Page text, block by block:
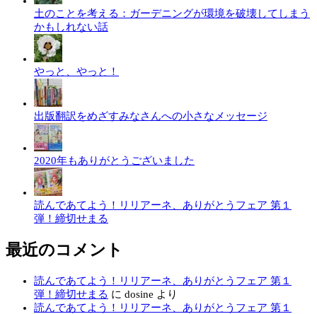
土のことを考える：ガーデニングが環境を破壊してしまう
かもしれない話
やっと、やっと！
出版翻訳をめざすみなさんへの小さなメッセージ
2020年もありがとうございました
読んであてよう！リリアーネ、ありがとうフェア 第１
弾！締切せまる
最近のコメント
読んであてよう！リリアーネ、ありがとうフェア 第１
弾！締切せまる に dosine より
読んであてよう！リリアーネ、ありがとうフェア 第１